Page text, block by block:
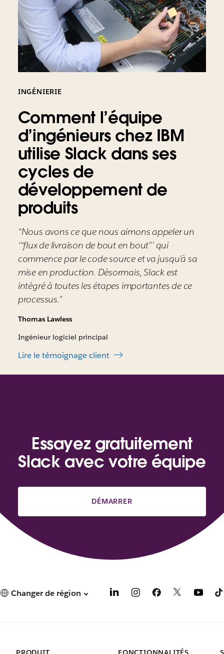
INGÉNIERIE
Comment l’équipe
d’ingénieurs chez IBM
utilise Slack dans ses
cycles de
développement de
produits
“Nous avons ce que nous aimons appeler un
‘“flux de livraison de bout en bout”’ qui
commence par le code source et va jusqu’à sa
mise en production. Désormais, Slack est
intégré à toutes les étapes importantes de ce
processus.”
Thomas Lawless
Ingénieur logiciel principal
Lire le témoignage client
Essayez gratuitement
Slack avec votre équipe
DÉMARRER
Changer de région